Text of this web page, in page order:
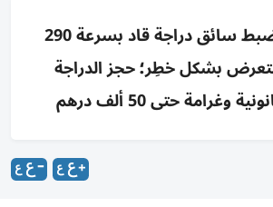
شرطة دبي تضبط سائق دراجة قاد بسرعة 290
بشكل خطِر؛ حجز الدراجة
وغرامة حتى 50 ألف درهم